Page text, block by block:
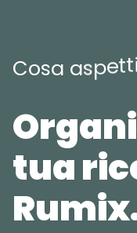
Cosa aspetti
tua